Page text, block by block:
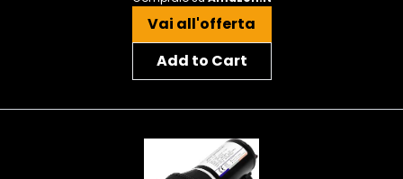
Vai all'offerta
Add to Cart